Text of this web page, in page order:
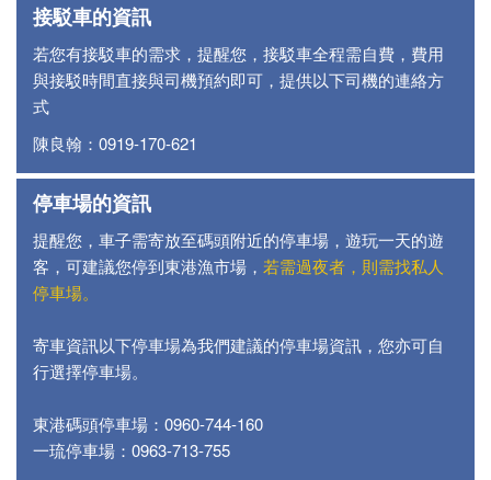
接駁車的資訊
若您有接駁車的需求，提醒您，接駁車全程需自費，費用
與接駁時間直接與司機預約即可，提供以下司機的連絡方
式
陳良翰：0919-170-621
停車場的資訊
提醒您，車子需寄放至碼頭附近的停車場，遊玩一天的遊
客，可建議您停到東港漁市場， 若需過夜者，則需找私人
停車場。
寄車資訊以下停車場為我們建議的停車場資訊，您亦可自
行選擇停車場。
東港碼頭停車場：0960-744-160
一琉停車場：0963-713-755